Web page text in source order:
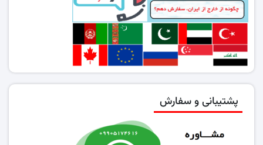
پشتیبانی و سفارش